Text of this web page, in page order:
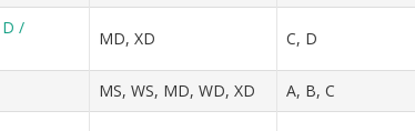
D ­/
MD, XD C, D
MS, WS, MD, WD, XD A, B, C